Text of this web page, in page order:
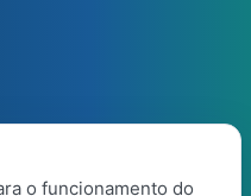
o funcionamento do